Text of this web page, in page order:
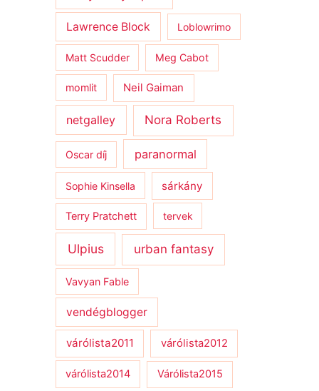
Lawrence Block Loblowrimo
Matt Scudder Meg Cabot
momlit Neil Gaiman
netgalley Nora Roberts
Oscar díj paranormal
Sophie Kinsella sárkány
Terry Pratchett tervek
Ulpius urban fantasy
Vavyan Fable
vendégblogger
várólista2011 várólista2012
várólista2014 Várólista2015